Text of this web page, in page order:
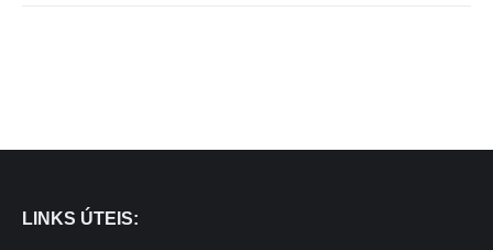
LINKS ÚTEIS: